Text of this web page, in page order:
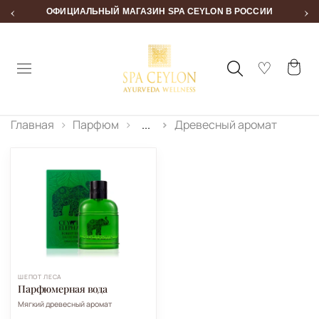
‹ ОФИЦИАЛЬНЫЙ МАГАЗИН SPA CEYLON В РОССИИ ›
Главная Парфюм ... Древесный аромат
ШЁПОТ ЛЕСА
Парфюмерная вода
Мягкий древесный аромат